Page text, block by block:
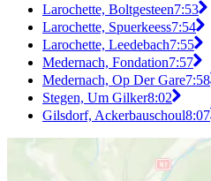
Larochette, Boltgesteen7:53
Larochette, Spuerkeess7:54
Larochette, Leedebach7:55
Medernach, Fondation7:57
Medernach, Op Der Gare7:58
Stegen, Um Gilker8:02
Gilsdorf, Ackerbauschoul8:07